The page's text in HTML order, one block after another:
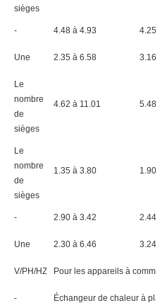
sièges
- 4.48 à 4.93 4.25 à
Une 2.35 à 6.58 3.16 à
Le
nombre
de
sièges
4.62 à 11.01 5.48 à
Le
nombre
de
sièges
1.35 à 3.80 1.90 à
- 2.90 à 3.42 2.44 à
Une 2.30 à 6.46 3.24 à
V/PH/HZ Pour les appareils à
- Échangeur de chaleur à